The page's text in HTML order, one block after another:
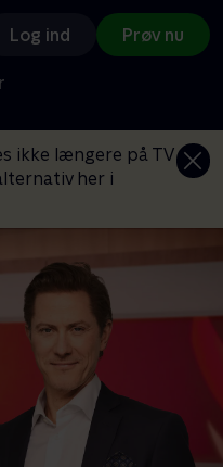
Log ind Prøv nu
ikke længere på TV
her i